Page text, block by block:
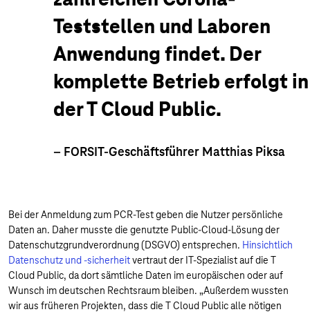
Teststellen und Laboren
Anwendung findet. Der
komplette Betrieb erfolgt in
der T Cloud Public.
– FORSIT-Geschäftsführer Matthias Piksa
Bei der Anmeldung zum PCR-Test geben die Nutzer persönliche
Daten an. Daher musste die genutzte Public-Cloud-Lösung der
Datenschutzgrundverordnung (DSGVO) entsprechen. Hinsichtlich
Datenschutz und -sicherheitvertraut der IT-Spezialist auf die T
Cloud Public, da dort sämtliche Daten im europäischen oder auf
Wunsch im deutschen Rechtsraum bleiben. „Außerdem wussten
wir aus früheren Projekten, dass die T Cloud Public alle nötigen